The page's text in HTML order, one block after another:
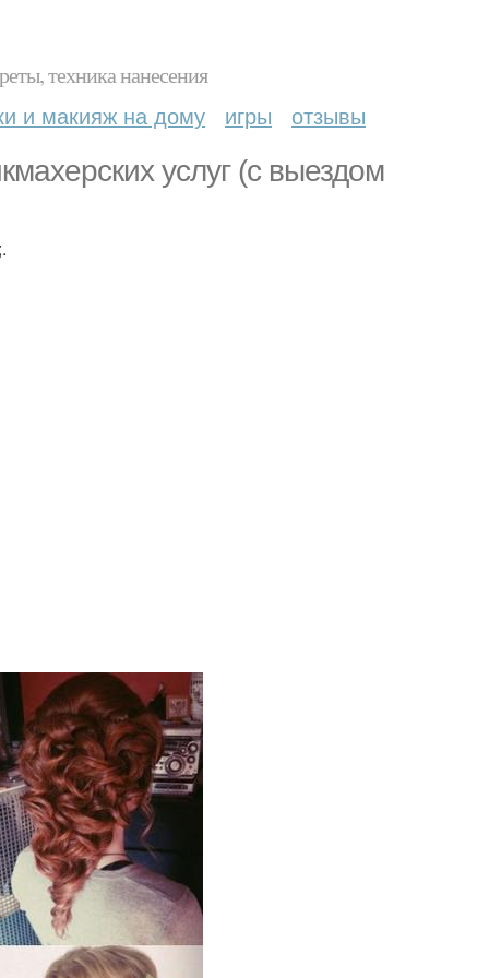
техника нанесения
и макияж на дому игры отзывы
услуг (с выездом